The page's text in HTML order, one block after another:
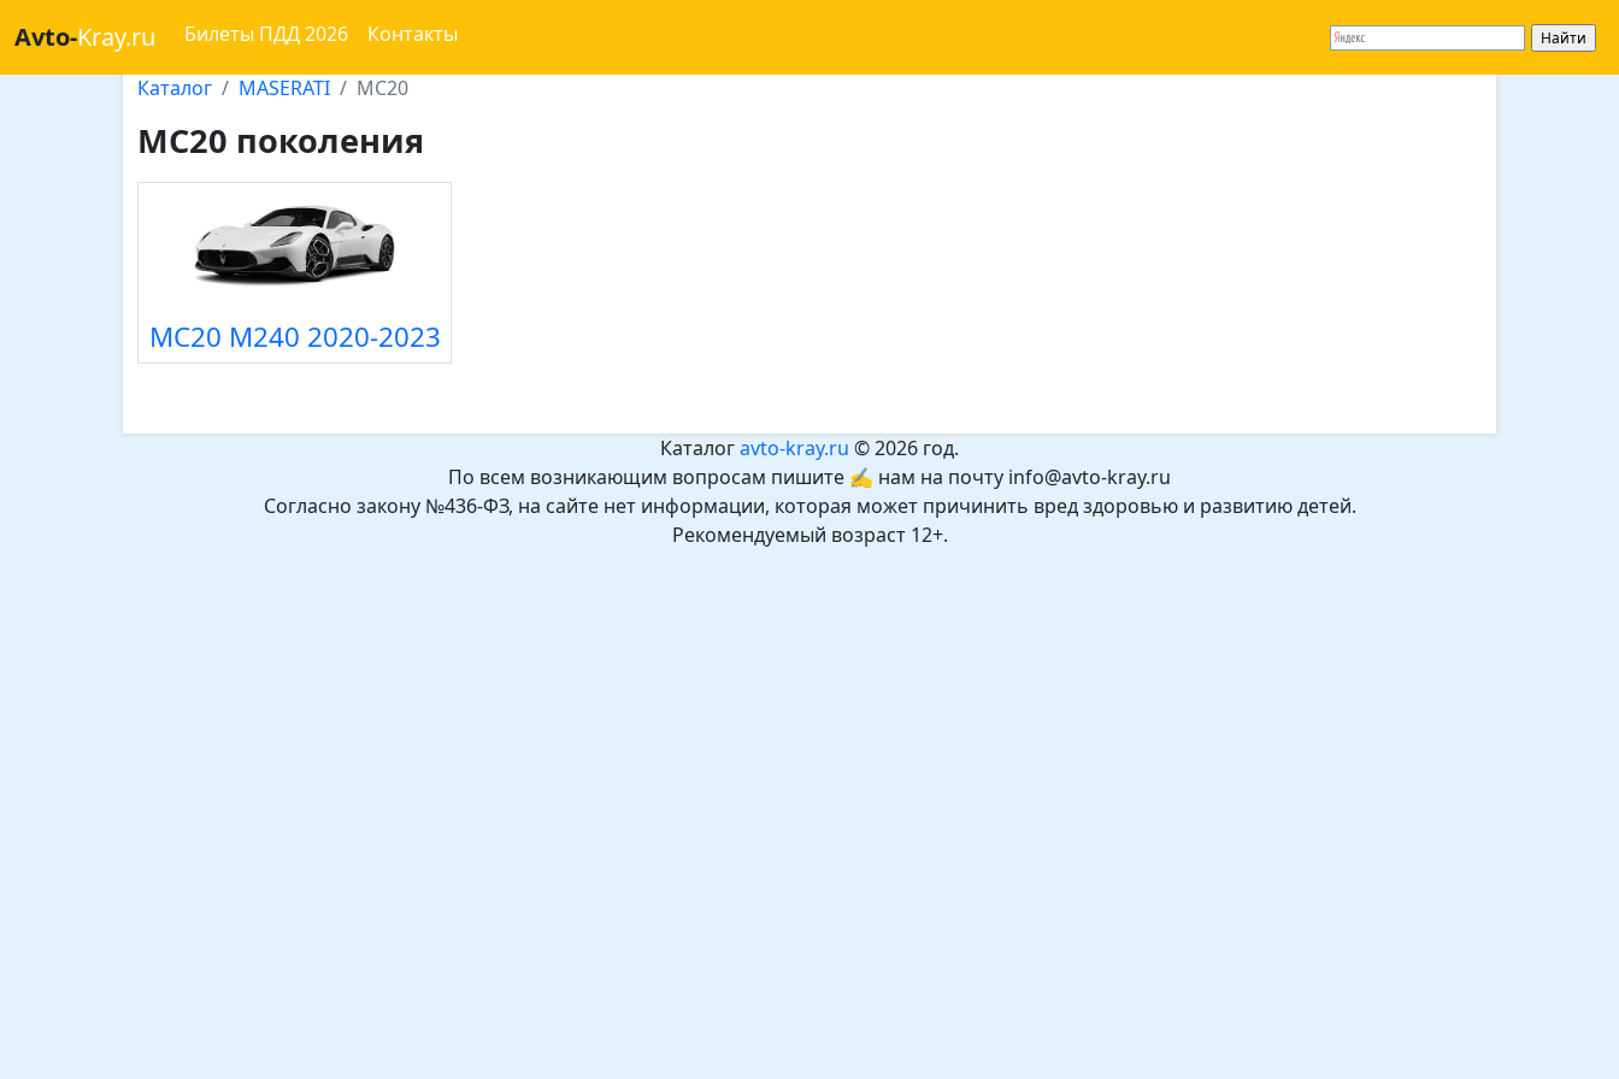
Avto-Kray.ru Билеты ПДД 2026 Контакты
Каталог MASERATI MC20
MC20 поколения
MC20 M240 2020-2023
Каталогavto-kray.ru © 2026 год.
По всем возникающим вопросам пишите ✍ нам на почту info@avto-kray.ru
Согласно закону №436-ФЗ, на сайте нет информации, которая может причинить вред здоровью и развитию детей.
Рекомендуемый возраст 12+.